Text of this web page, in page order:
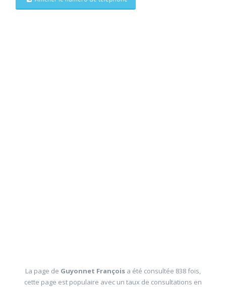
La page de Guyonnet François a été consultée 838 fois,
cette page est populaire avec un taux de consultations en